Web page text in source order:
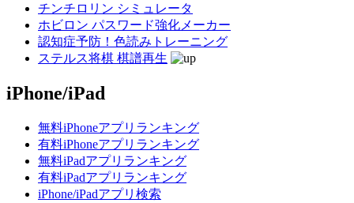
チンチロリン シミュレータ
ホビロン パスワード強化メーカー
認知症予防！色読みトレーニング
ステルス将棋 棋譜再生
iPhone/iPad
無料iPhoneアプリランキング
有料iPhoneアプリランキング
無料iPadアプリランキング
有料iPadアプリランキング
iPhone/iPadアプリ検索